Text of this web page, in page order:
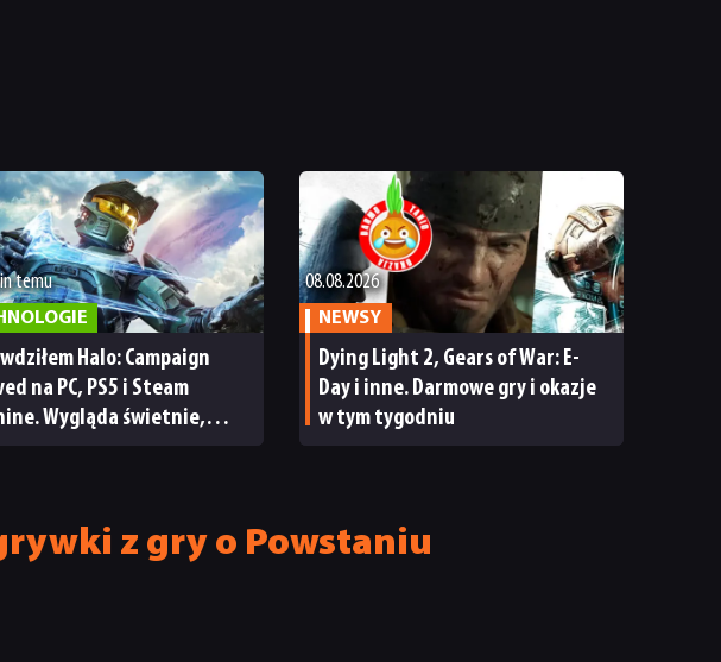
temu
Halo: Campaign
na PC, PS5 i Steam
Wygląda świetnie,
08.08.2026
NEWSY
Dying Light 2, Gears of War: E-
Day i inne. Darmowe gry i okazje
w tym tygodniu
z gry o Powstaniu